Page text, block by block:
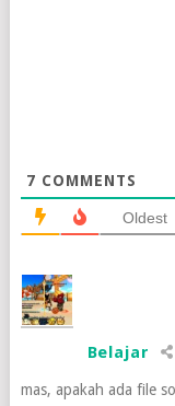
7 COMMENTS
Oldest
Belajar
mas, apakah ada file